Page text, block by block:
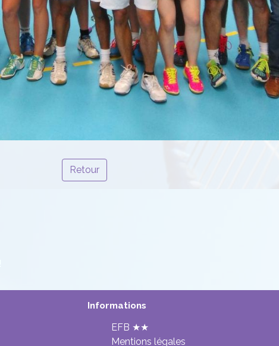
Retour
Informations
EFB ★★
Mentions légales